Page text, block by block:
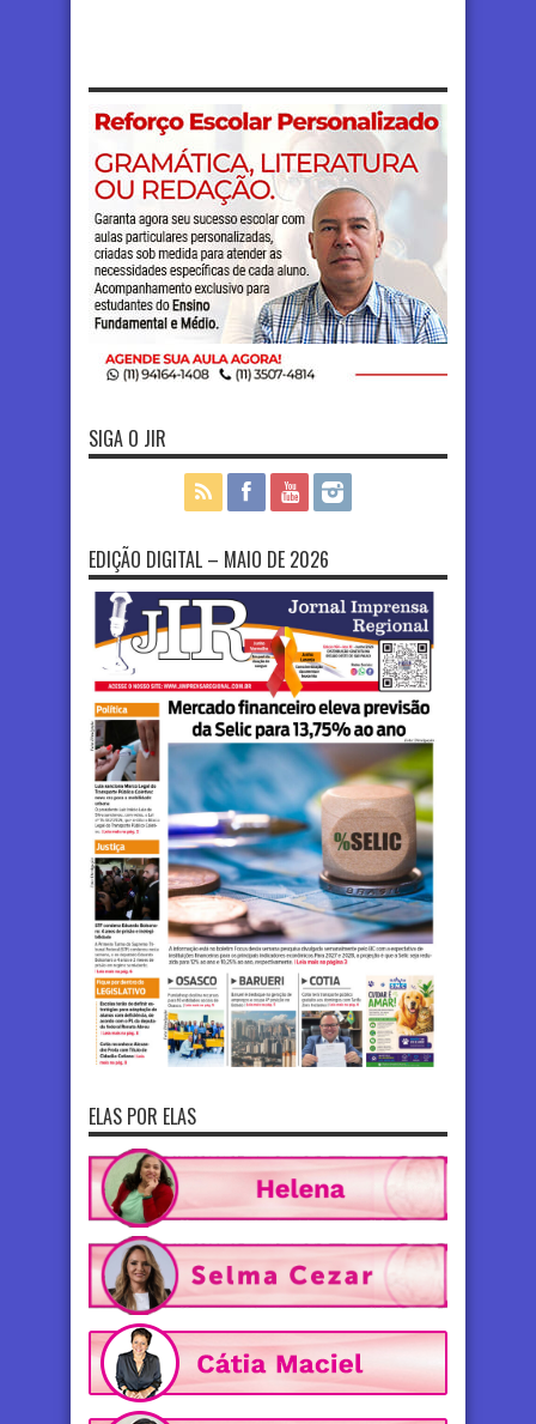
SIGA O JIR
EDIÇÃO DIGITAL – MAIO DE 2026
ELAS POR ELAS